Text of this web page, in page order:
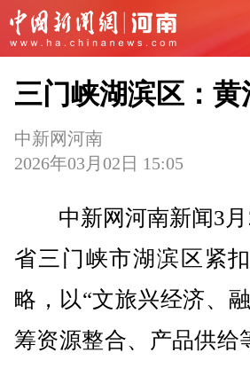
三门峡湖滨区：
中新网河南
2026年03月02日 15:05
中新网河南新闻3月
省三门峡市湖滨区紧
略，以“文旅兴经济、
筹资源整合、产品供给